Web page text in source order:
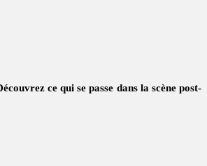
ce qui se passe dans la scène post-